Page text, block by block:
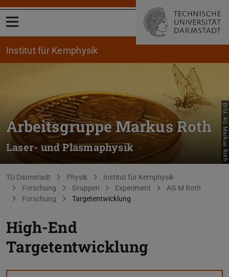
Menü öffnen
Institut für Kernphysik
Arbeitsgruppe Markus Roth
Laser- und Plasmaphysik Bild: AG Markus Roth
Sie befinden sich hier:
TU Darmstadt Physik
Institut für Kernphysik
Forschung
Gruppen Experiment
AG M Roth
Forschung
Targetentwicklung
High-End
Targetentwicklung